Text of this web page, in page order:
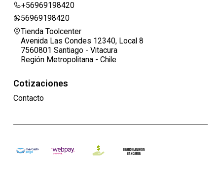
+56969198420
56969198420
Tienda Toolcenter
Avenida Las Condes 12340, Local 8
7560801 Santiago - Vitacura
Región Metropolitana - Chile
Cotizaciones
Contacto